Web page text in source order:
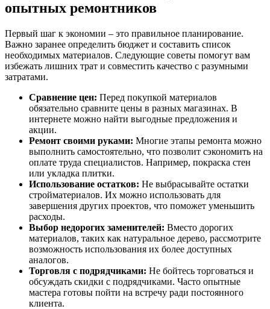
опытных ремонтников
Первый шаг к экономии – это правильное планирование.
Важно заранее определить бюджет и составить список
необходимых материалов. Следующие советы помогут вам
избежать лишних трат и совместить качество с разумными
затратами.
Сравнение цен: Перед покупкой материалов
обязательно сравните цены в разных магазинах. В
интернете можно найти выгодные предложения и
акции.
Ремонт своими руками: Многие этапы ремонта можно
выполнить самостоятельно, что позволит сэкономить на
оплате труда специалистов. Например, покраска стен
или укладка плитки.
Использование остатков: Не выбрасывайте остатки
стройматериалов. Их можно использовать для
завершения других проектов, что поможет уменьшить
расходы.
Выбор недорогих заменителей: Вместо дорогих
материалов, таких как натуральное дерево, рассмотрите
возможность использования их более доступных
аналогов.
Торговля с подрядчиками: Не бойтесь торговаться и
обсуждать скидки с подрядчиками. Часто опытные
мастера готовы пойти на встречу ради постоянного
клиента.